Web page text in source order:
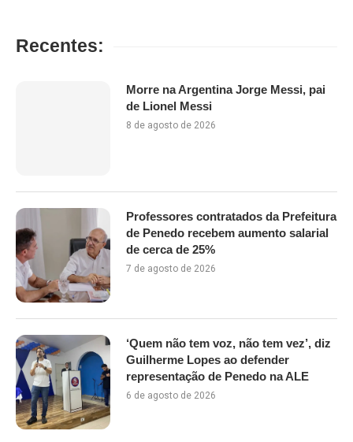
Recentes:
Morre na Argentina Jorge Messi, pai
de Lionel Messi
8 de agosto de 2026
Professores contratados da Prefeitura
de Penedo recebem aumento salarial
de cerca de 25%
7 de agosto de 2026
‘Quem não tem voz, não tem vez’, diz
Guilherme Lopes ao defender
representação de Penedo na ALE
6 de agosto de 2026